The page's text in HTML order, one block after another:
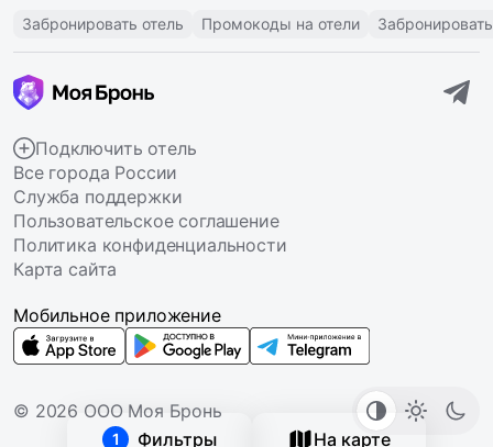
1 Фильтры На карте
Забронировать отель Промокоды на отели
Подключить отель
Все города России
Служба поддержки
Пользовательское соглашение
Политика конфиденциальности
Карта сайта
© 2026 ООО Моя Бронь
Мобильное приложение